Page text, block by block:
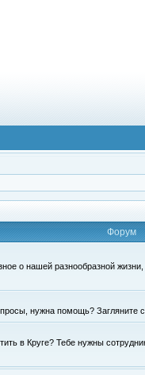
Форум
о нашей разнообразной
нужна помощь? Загляните
в Круге? Тебе нужны